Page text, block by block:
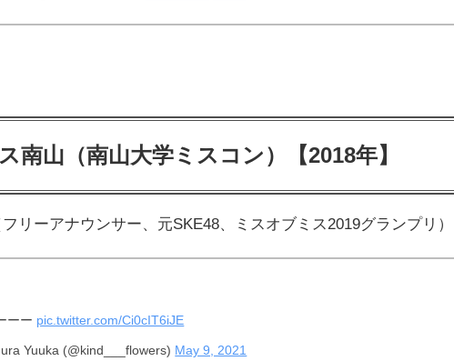
南山（南山大学ミスコン）【2018年】
リーアナウンサー、元SKE48、ミスオブミス2019グランプリ）
ーー pic.twitter.com/Ci0cIT6iJE
Yuuka (@kind___flowers) May 9, 2021